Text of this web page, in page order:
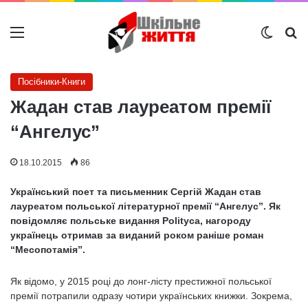
Меню
Посібники-Книги
Жадан став лауреатом премії
“Ангелус”
18.10.2015 86
Український поет та письменник Сергій Жадан став
лауреатом польської літературної премії “Ангелус”. Як
повідомляє польське видання Polityca, нагороду
українець отримав за виданий роком раніше роман
“Месопотамія”.
Як відомо, у 2015 році до лонг-лісту престижної польської
премії потрапили одразу чотири українських книжки. Зокрема,